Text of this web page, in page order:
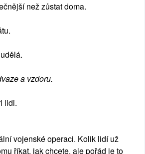
než zůstat doma.
a vzdoru.
lidi.
vojenské operaci. Kolik lidí už
říkat, jak chcete, ale pořád je to